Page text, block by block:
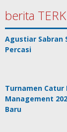
berita
Agustiar Sabran
Percasi
Turnamen Catur
Management
Baru